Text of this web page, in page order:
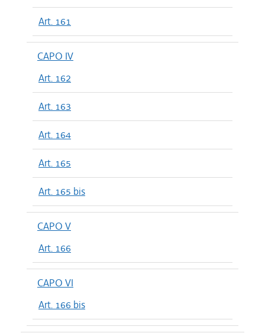
Art. 161
CAPO IV
Art. 162
Art. 163
Art. 164
Art. 165
Art. 165 bis
CAPO V
Art. 166
CAPO VI
Art. 166 bis